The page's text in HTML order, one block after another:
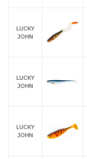
LUCKY
JOHN
LUCKY
JOHN
LUCKY
JOHN